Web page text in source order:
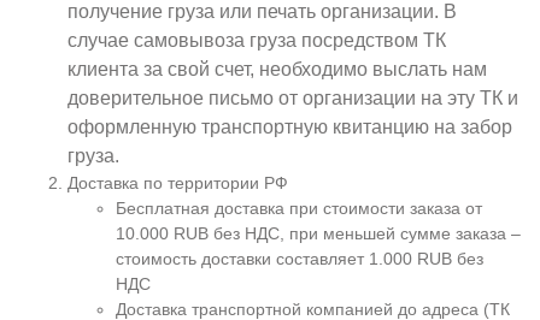
получение груза или печать организации. В
случае самовывоза груза посредством ТК
клиента за свой счет, необходимо выслать нам
доверительное письмо от организации на эту ТК и
оформленную транспортную квитанцию на забор
груза.
Доставка по территории РФ
Бесплатная доставка при стоимости заказа от
10.000 RUB без НДС, при меньшей сумме заказа –
стоимость доставки составляет 1.000 RUB без
НДС
Доставка транспортной компанией до адреса (ТК